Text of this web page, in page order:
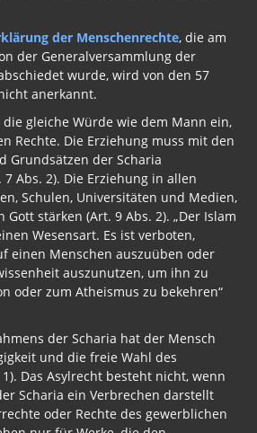
der Menschenrechte
der Generalversammlung der
wurde, wird von den 57
anerkannt.
gleiche Würde wie dem Mann ein,
Rechte. Die Erziehung muss mit den
Grundsätzen der Scharia
Abs. 2). Die Erziehung in allen
Schulen, Universitäten und Medien,
Gott stärken (Art. 9 Abs. 2). „Der Islam
Wesensart. Es ist verboten,
einen Menschen auszuüben oder
auszunutzen, um ihn zu
oder zum Atheismus zu bekehren“
der Scharia hat der Mensch
und die freie Wahl des
Das Asylrecht besteht nicht, wenn
Scharia ein Verbrechen darstellt
oder Rechte des gewerblichen
nur für Werke, die den